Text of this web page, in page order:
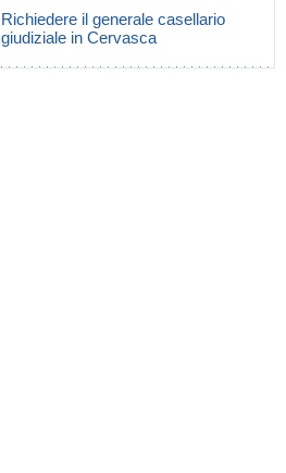
Richiedere il generale casellario
giudiziale in Cervasca